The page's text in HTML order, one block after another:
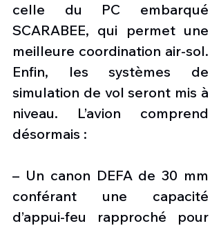
celle du PC embarqué
SCARABEE, qui permet une
meilleure coordination air-sol.
Enfin, les systèmes de
simulation de vol seront mis à
niveau. L’avion comprend
désormais :
– Un canon DEFA de 30 mm
conférant une capacité
d’appui-feu rapproché pour